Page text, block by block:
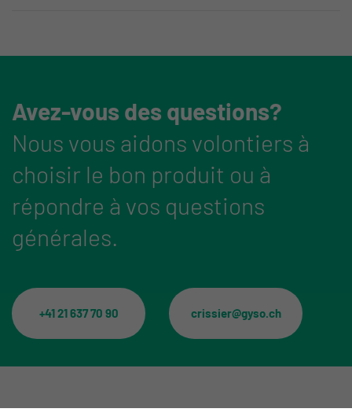
Avez-vous des questions?
Nous vous aidons volontiers à
choisir le bon produit ou à
répondre à vos questions
générales.
+41 21 637 70 90 crissier@gyso.ch